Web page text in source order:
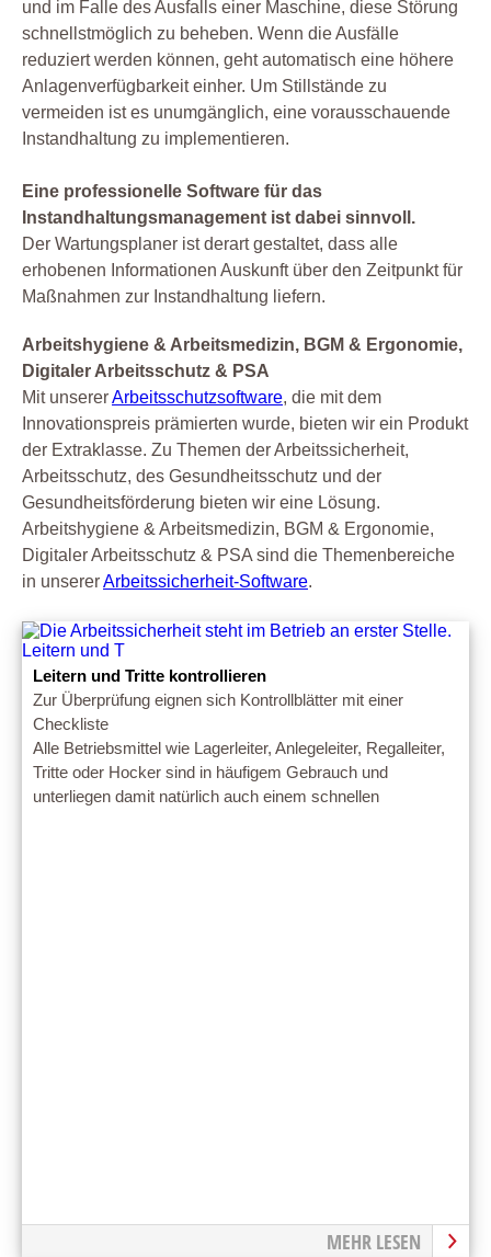
und im Falle des Ausfalls einer Maschine, diese Störung
schnellstmöglich zu beheben. Wenn die Ausfälle
reduziert werden können, geht automatisch eine höhere
Anlagenverfügbarkeit einher. Um Stillstände zu
vermeiden ist es unumgänglich, eine vorausschauende
Instandhaltung zu implementieren.
Eine professionelle Software für das
Instandhaltungsmanagement ist dabei sinnvoll.
Der Wartungsplaner ist derart gestaltet, dass alle
erhobenen Informationen Auskunft über den Zeitpunkt für
Maßnahmen zur Instandhaltung liefern.
Arbeitshygiene & Arbeitsmedizin, BGM & Ergonomie,
Digitaler Arbeitsschutz & PSA
Mit unsererArbeitsschutzsoftware, die mit dem
Innovationspreis prämierten wurde, bieten wir ein Produkt
der Extraklasse. Zu Themen der Arbeitssicherheit,
Arbeitsschutz, des Gesundheitsschutz und der
Gesundheitsförderung bieten wir eine Lösung.
Arbeitshygiene & Arbeitsmedizin, BGM & Ergonomie,
Digitaler Arbeitsschutz & PSA sind die Themenbereiche
in unsererArbeitssicherheit-Software.
Leitern und Tritte kontrollieren
Zur Überprüfung eignen sich Kontrollblätter mit einer
Checkliste
Alle Betriebsmittel wie Lagerleiter, Anlegeleiter, Regalleiter,
Tritte oder Hocker sind in häufigem Gebrauch und
unterliegen damit natürlich auch einem schnellen
MEHR LESEN